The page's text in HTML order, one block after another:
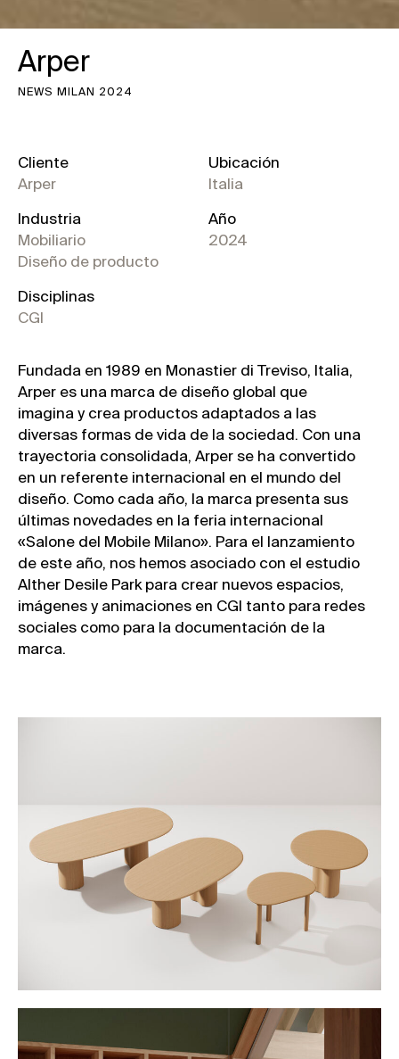
Arper
NEWS MILAN 2024
Cliente
Arper
Industria
Mobiliario
Diseño de producto
Disciplinas
CGI
Ubicación
Italia
Año
2024
Fundada en 1989 en Monastier di Treviso, Italia,
Arper es una marca de diseño global que
imagina y crea productos adaptados a las
diversas formas de vida de la sociedad. Con una
trayectoria consolidada, Arper se ha convertido
en un referente internacional en el mundo del
diseño. Como cada año, la marca presenta sus
últimas novedades en la feria internacional
«Salone del Mobile Milano». Para el lanzamiento
de este año, nos hemos asociado con el estudio
Alther Desile Park para crear nuevos espacios,
imágenes y animaciones en CGI tanto para redes
sociales como para la documentación de la
marca.